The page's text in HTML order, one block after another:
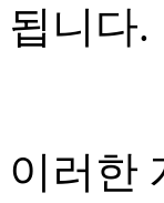
됩니다.
이러한